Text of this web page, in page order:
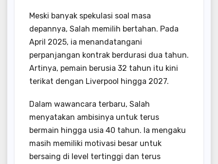
Meski banyak spekulasi soal masa
depannya, Salah memilih bertahan. Pada
April 2025, ia menandatangani
perpanjangan kontrak berdurasi dua tahun.
Artinya, pemain berusia 32 tahun itu kini
terikat dengan Liverpool hingga 2027.
Dalam wawancara terbaru, Salah
menyatakan ambisinya untuk terus
bermain hingga usia 40 tahun. Ia mengaku
masih memiliki motivasi besar untuk
bersaing di level tertinggi dan terus